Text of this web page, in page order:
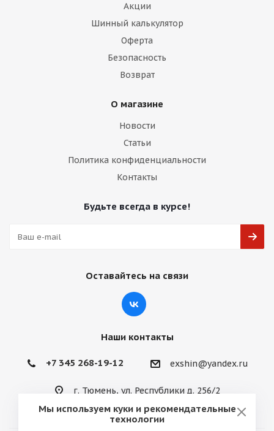
Акции
Шинный калькулятор
Оферта
Безопасность
Возврат
О магазине
Новости
Статьи
Политика конфиденциальности
Контакты
Будьте всегда в курсе!
Оставайтесь на связи
Наши контакты
+7 345 268-19-12 exshin@yandex.ru
г. Тюмень, ул. Республики д. 256/2
Мы используем куки и рекомендательные
технологии